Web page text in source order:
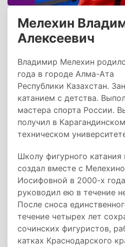
Мелехин
Алексеевич
Владимир Мелехин
года в городе Алма-Ата
Республики Казахстан.
катанием с детства.
мастера спорта России.
получил в
техническом
Школу фигурного
создал вместе с
Иосифовной в 2000-х
руководил ею в течение
После сноса
течение четырех лет
сочинских фигуристов,
катках Краснодарского